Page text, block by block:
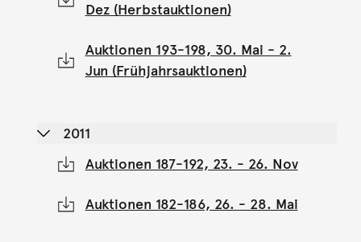
Dez (Herbstauktionen)
Auktionen 193-198, 30. Mai - 2.
Jun (Frühjahrsauktionen)
2011
Auktionen 187-192, 23. - 26. Nov
Auktionen 182-186, 26. - 28. Mai